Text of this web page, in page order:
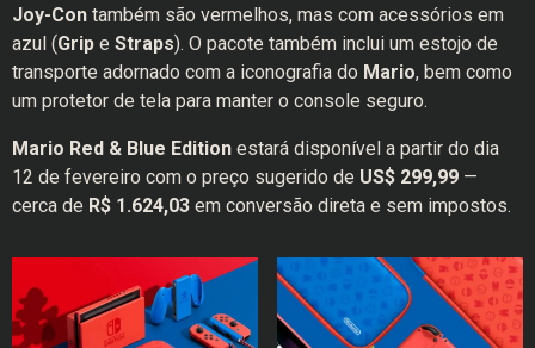
Joy-Con também são vermelhos, mas com acessórios em
azul (Grip e Straps). O pacote também inclui um estojo de
transporte adornado com a iconografia do Mario, bem como
um protetor de tela para manter o console seguro.
Mario Red & Blue Edition estará disponível a partir do dia
12 de fevereiro com o preço sugerido de US$ 299,99 —
cerca de R$ 1.624,03 em conversão direta e sem impostos.